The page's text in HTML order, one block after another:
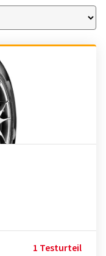
1 Testurteil